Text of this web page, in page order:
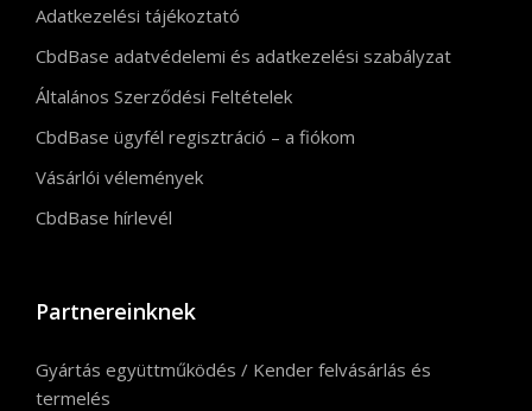
Adatkezelési tájékoztató
CbdBase adatvédelemi és adatkezelési szabályzat
Általános Szerződési Feltételek
CbdBase ügyfél regisztráció – a fiókom
Vásárlói vélemények
CbdBase hírlevél
Partnereinknek
Gyártás együttműködés / Kender felvásárlás és
termelés